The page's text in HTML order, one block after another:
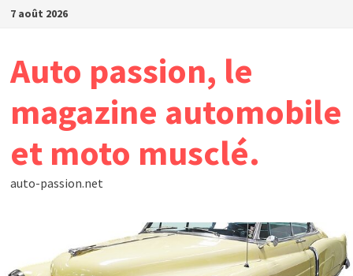
Passer
7 août 2026
Auto passion, le
magazine automobile
et moto musclé.
auto-passion.net